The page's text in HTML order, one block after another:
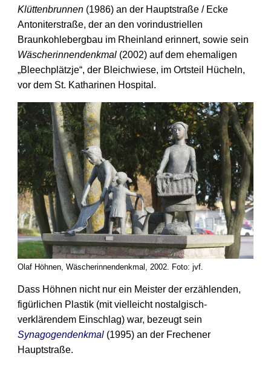
Klüttenbrunnen(1986) an der Hauptstraße / Ecke
Antoniter­straße, der an den vor­industriellen
Braunkohle­bergbau im Rheinland erinnert, sowie sein
Wäscherinnendenkmal(2002) auf dem ehemaligen
„Bleech­plätzje“, der Bleich­wiese, im Ortsteil Hücheln,
vor dem St. Katharinen Hospital.
Olaf Höhnen, Wäscherinnendenkmal, 2002. Foto: jvf.
Dass Höhnen nicht nur ein Meister der erzählenden,
figürlichen Plastik (mit vielleicht nostalgisch-
verklärendem Einschlag) war, bezeugt sein
Synagogendenkmal(1995) an der Frechener
Hauptstraße.